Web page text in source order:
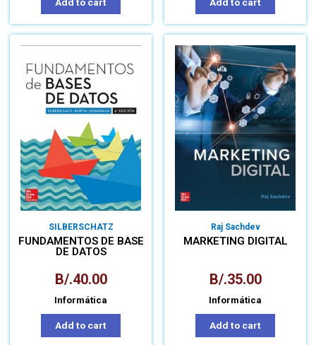
Add to cart Add to cart
SILBERSCHATZ
FUNDAMENTOS DE BASE
DE DATOS
B/.40.00
Informática
Add to cart
Raj Sachdev
MARKETING DIGITAL
B/.35.00
Informática
Add to cart